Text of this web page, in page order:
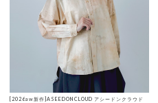
[2026aw新作]ASEEDONCLOUD アシードンクラウド